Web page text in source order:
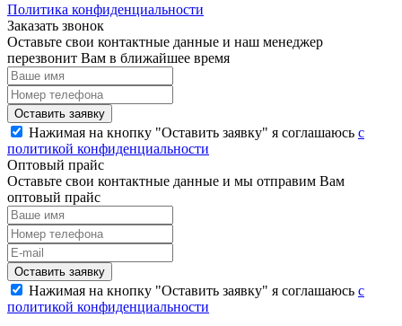
Политика конфиденциальности
Заказать звонок
Оставьте свои контактные данные и наш менеджер
перезвонит Вам в ближайшее время
Нажимая на кнопку "Оставить заявку" я соглашаюсь с
политикой конфиденциальности
Оптовый прайс
Оставьте свои контактные данные и мы отправим Вам
оптовый прайс
Нажимая на кнопку "Оставить заявку" я соглашаюсь с
политикой конфиденциальности